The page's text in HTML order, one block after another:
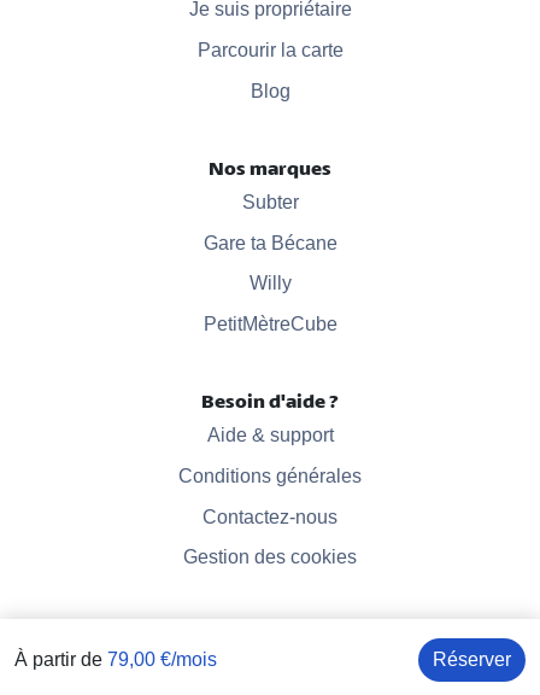
À partir de 79,00 €/mois Réserver
Je suis propriétaire
Parcourir la carte
Blog
Nos marques
Subter
Gare ta Bécane
Willy
PetitMètreCube
Besoin d'aide ?
Aide & support
Conditions générales
Contactez-nous
Gestion des cookies